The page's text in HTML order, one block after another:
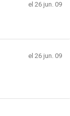
el 26 jun. 09
el 26 jun. 09